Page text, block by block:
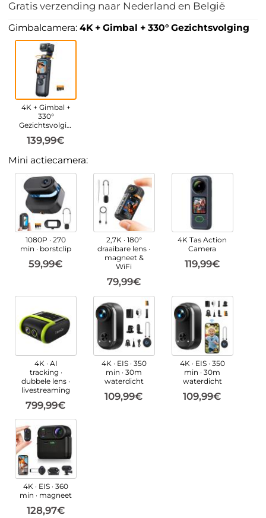
Gratis verzending naar Nederland en België
Gimbalcamera:4K + Gimbal + 330° Gezichtsvolging
4K + Gimbal +
330°
Gezichtsvolging
139,99€
Mini actiecamera:
1080P · 270
min · borstclip
59,99€
2,7K · 180°
draaibare lens ·
magneet &
WiFi
79,99€
4K Tas Action
Camera
119,99€
4K · AI
tracking ·
dubbele lens ·
livestreaming
799,99€
4K · EIS · 350
min · 30m
waterdicht
109,99€
4K · EIS · 350
min · 30m
waterdicht
109,99€
4K · EIS · 360
min · magneet
128,97€